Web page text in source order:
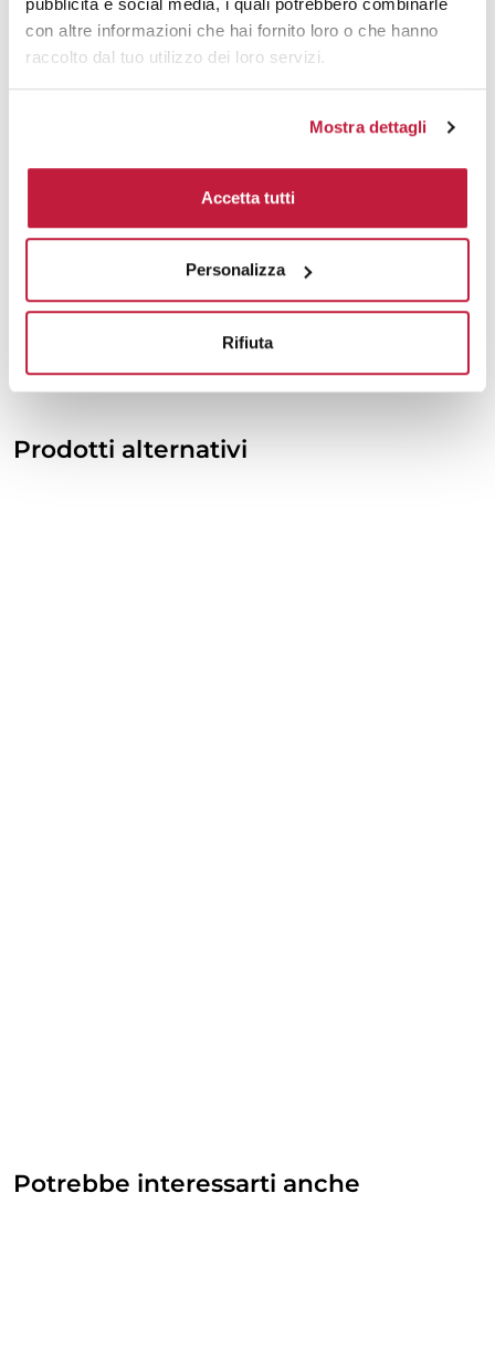
pubblicità e social media, i quali potrebbero combinarle
con altre informazioni che hai fornito loro o che hanno
raccolto dal tuo utilizzo dei loro servizi.
Mostra dettagli
Accetta tutti
Personalizza
Rifiuta
€ 2,76
7000 € 2,74
Tecniche di stampa
Area di personalizzazione
Domande e risposte
Prodotti alternativi
Potrebbe interessarti anche